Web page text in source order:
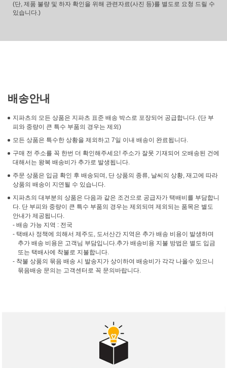
(단, 제품 불량 및 하자 확인을 위해 관련자료(사진 등)를 별도로 요청 드릴 수
있습니다.)
배송안내
지파츠의 모든 상품은 지파츠 표준 배송 박스로 포장되어 공급합니다. (단 부
피와 중량이 큰 특수 부품의 경우는 제외)
모든 상품은 특수한 상황을 제외하고 7일 이내 배송이 완료됩니다.
구매 전 주소를 꼭 한번 더 확인해주세요! 주소가 잘못 기재되어 오배송된 건에
대해서는 왕복 배송비가 추가로 발생됩니다.
주문 상품은 입금 확인 후 배송되며, 단 상품의 종류, 날씨의 상황, 재고에 따라
상품의 배송이 지연될 수 있습니다.
지파츠의 대부분의 상품은 다음과 같은 조건으로 공급자가 택배비를 부담합니
다. 단 부피와 중량이 큰 특수 부품의 경우는 제외되며 제외되는 품목은 별도
안내가 제공됩니다.
- 배송 가능 지역 : 전국
- 택배사 정책에 의해서 제주도, 도서산간 지역은 추가 배송 비용이 발생하며
추가 배송 비용은 고객님 부담입니다.추가 배송비용 지불 방법은 별도 입금
또는 택배사에 착불로 지불합니다.
- 착불 상품의 묶음 배송 시 발송지가 상이하여 배송비가 각각 나올수 있으니
묶음배송 문의는 고객센터로 꼭 문의바랍니다.